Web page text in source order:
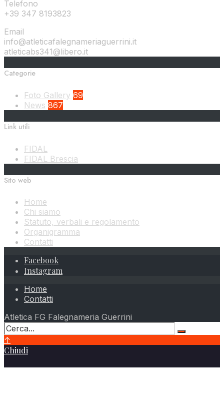
Telefono
+39 347 8193823
Email
info@atleticafalegnameriaguerrini.it
atleticabs341@libero.it
Categorie
Foto Gallery 69
News 867
Link utili
FIDAL
FIDAL Brescia
Sito web
Home
Chi siamo
Statuto, verbali e regolamento
Organigramma
Contatti
Facebook
Instagram
Home
Contatti
Atletica FG Falegnameria Guerrini
↑
Chiudi